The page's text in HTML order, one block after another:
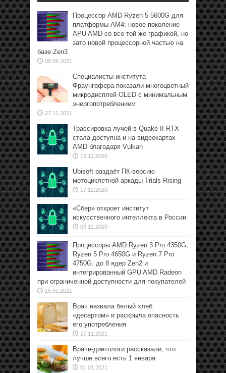
Процессор AMD Ryzen 5 5600G для
платформы АМ4: новое поколение
APU AMD со все той же графикой, но
зато новой процессорной частью на
базе Zen3
08.09.2021
Специалисты института
Фраунгофера показали многоцветный
микродисплей OLED с минимальным
энергопотреблением
27.11.2021
Трассировка лучей в Quake II RTX
стала доступна и на видеокартах
AMD благодаря Vulkan
16.12.2020
Ubisoft раздаёт ПК-версию
мотоциклетной аркады Trials Rising
17.12.2020
«Сбер» откроет институт
искусственного интеллекта в России
03.12.2020
Процессоры AMD Ryzen 3 Pro 4350G,
Ryzen 5 Pro 4650G и Ryzen 7 Pro
4750G: до 8 ядер Zen2 и
интегрированный GPU AMD Radeon
при ограниченной доступности для покупателей
15.01.2021
Врач назвала белый хлеб
«десертом» и раскрыла опасность
его употребления
27.11.2021
Врачи-диетологи рассказали, что
лучше всего есть 1 января
01.01.2021